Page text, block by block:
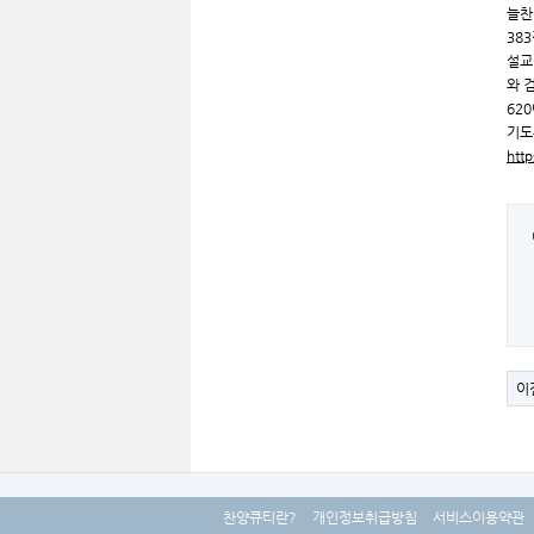
늘
383
설
와
620
기
이
찬양큐티란? 개인정보취급방침 서비스이용약관